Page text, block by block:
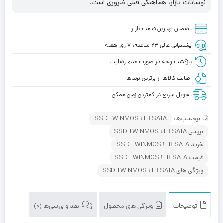
نوسانات بازار، هماهنگی قبلی ضروری است.
تضمین بهترین قیمت بازار
پشتیبانی عالی ۲۴ ساعته، ۷ روز هفته
بازگشت وجه در صورت عدم رضایت
اصالت کالاها از برترین برندها
تحویل سریع در کمترین زمان ممکن
برچسب‌ها:
SSD TWINMOS 1TB SATA
بررسی SSD TWINMOS 1TB SATA
خرید SSD TWINMOS 1TB SATA
قیمت SSD TWINMOS 1TB SATA
ویژگی های SSD TWINMOS 1TB SATA
توضیحات ویژگی های محصول نقد و بررسی‌ها (0)